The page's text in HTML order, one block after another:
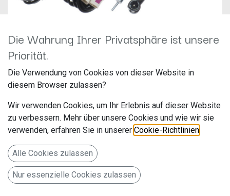
LowLoss Verlängerungsset, 2
mal 3,5 m für UKW/DAB plus 2
Adapter
Artikelnummer: UNI-2L350
Die Wahrung Ihrer Privatsphäre ist unsere
Priorität.
Die Verwendung von Cookies von dieser Website in
diesem Browser zulassen?
Wir verwenden Cookies, um Ihr Erlebnis auf dieser Website
zu verbessern. Mehr über unsere Cookies und wie wir sie
verwenden, erfahren Sie in unserer Cookie-Richtlinien
Alle Cookies zulassen
Nur essenzielle Cookies zulassen